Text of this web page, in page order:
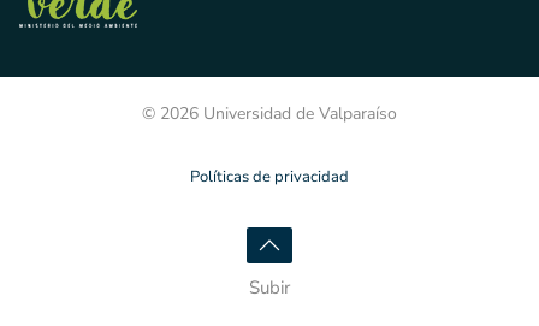
© 2026 Universidad de Valparaíso
Políticas de privacidad
Subir